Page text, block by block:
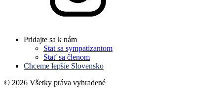
Pridajte sa k nám
Stat sa sympatizantom
Stať sa členom
Chceme lepšie Slovensko
© 2026 Všetky práva vyhradené